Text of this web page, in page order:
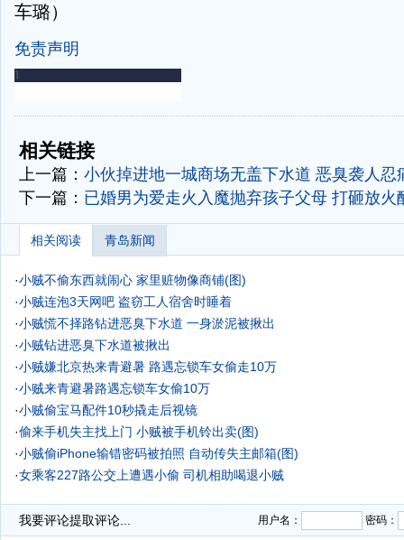
车璐）
免责声明
-
相关链接
上一篇： 小伙掉进地一城商场无盖下水道 恶臭袭人忍
下一篇： 已婚男为爱走火入魔抛弃孩子父母 打砸放火
相关阅读 青岛新闻
·小贼不偷东西就闹心 家里赃物像商铺(图)
·小贼连泡3天网吧 盗窃工人宿舍时睡着
·小贼慌不择路钻进恶臭下水道 一身淤泥被揪出
·小贼钻进恶臭下水道被揪出
·小贼嫌北京热来青避暑 路遇忘锁车女偷走10万
·小贼来青避暑路遇忘锁车女偷10万
·小贼偷宝马配件10秒撬走后视镜
·偷来手机失主找上门 小贼被手机铃出卖(图)
·小贼偷iPhone输错密码被拍照 自动传失主邮箱(图)
·女乘客227路公交上遭遇小偷 司机相助喝退小贼
我要评论提取评论... 用户名： 密码：